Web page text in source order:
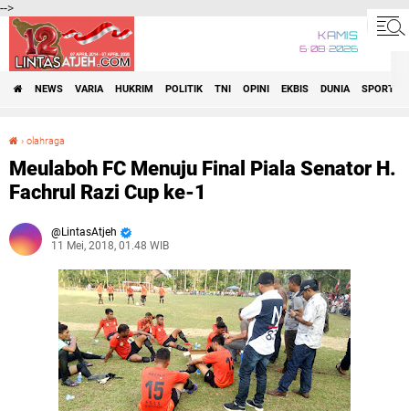
-->
KAMIS
6•08•2026
NEWS VARIA HUKRIM POLITIK TNI OPINI EKBIS DUNIA SPORT
› olahraga
Meulaboh FC Menuju Final Piala Senator H.
Fachrul Razi Cup ke-1
LintasAtjeh
11 Mei, 2018, 01.48 WIB